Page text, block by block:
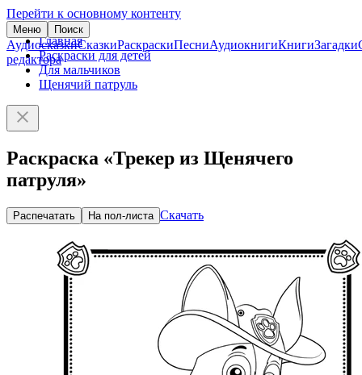
Перейти к основному контенту
Меню Поиск
АудиосказкиСказкиРаскраскиПесниАудиокнигиКнигиЗагадки
редактора
Главная
Раскраски для детей
Для мальчиков
Щенячий патруль
Раскраска «Трекер из Щенячего
патруля»
Распечатать На пол-листа Скачать